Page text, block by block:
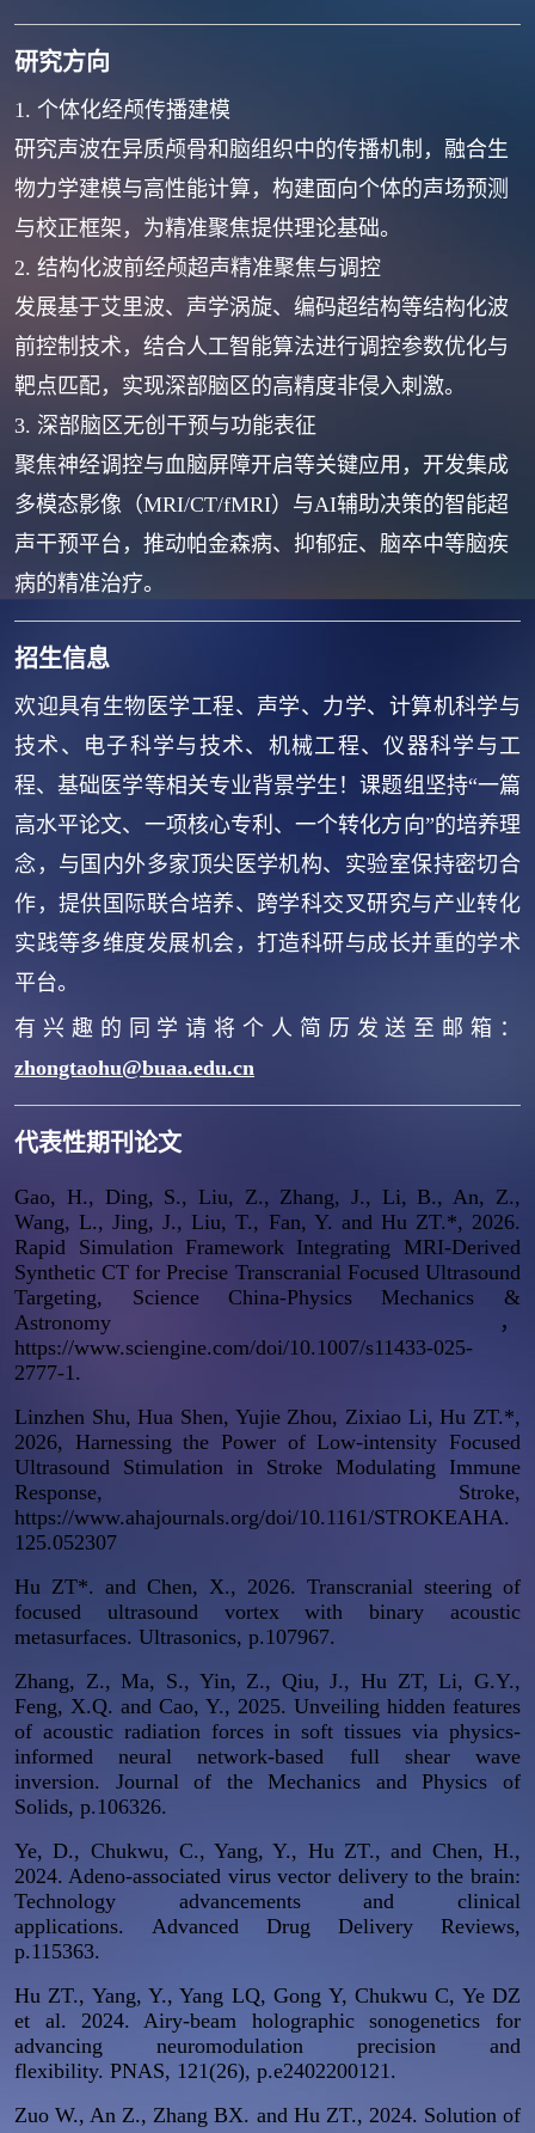
研究方向
1. 个体化经颅传播建模
研究声波在异质颅骨和脑组织中的传播机制，融合生
物力学建模与高性能计算，构建面向个体的声场预测
与校正框架，为精准聚焦提供理论基础。
2. 结构化波前经颅超声精准聚焦与调控
发展基于艾里波、声学涡旋、编码超结构等结构化波
前控制技术，结合人工智能算法进行调控参数优化与
靶点匹配，实现深部脑区的高精度非侵入刺激。
3. 深部脑区无创干预与功能表征
聚焦神经调控与血脑屏障开启等关键应用，开发集成
多模态影像（MRI/CT/fMRI）与AI辅助决策的智能超
声干预平台，推动帕金森病、抑郁症、脑卒中等脑疾
病的精准治疗。
招生信息
欢迎具有生物医学工程、声学、力学、计算机科学与
技术、电子科学与技术、机械工程、仪器科学与工
程、基础医学等相关专业背景学生！课题组坚持“一篇
高水平论文、一项核心专利、一个转化方向”的培养理
念，与国内外多家顶尖医学机构、实验室保持密切合
作，提供国际联合培养、跨学科交叉研究与产业转化
实践等多维度发展机会，打造科研与成长并重的学术
平台。
有兴趣的同学请将个人简历发送至邮箱：
zhongtaohu@buaa.edu.cn
代表性期刊论文
Gao, H., Ding, S., Liu, Z., Zhang, J., Li, B., An, Z.,
Wang, L., Jing, J., Liu, T., Fan, Y. and Hu ZT.*, 2026.
Rapid Simulation Framework Integrating MRI-Derived
Synthetic CT for Precise Transcranial Focused Ultrasound
Targeting, Science China-Physics Mechanics &
Astronomy ，
https://www.sciengine.com/doi/10.1007/s11433-025-
2777-1.
Linzhen Shu, Hua Shen, Yujie Zhou, Zixiao Li, Hu ZT.*,
2026, Harnessing the Power of Low-intensity Focused
Ultrasound Stimulation in Stroke Modulating Immune
Response, Stroke,
https://www.ahajournals.org/doi/10.1161/STROKEAHA.
125.052307
Hu ZT*. and Chen, X., 2026. Transcranial steering of
focused ultrasound vortex with binary acoustic
metasurfaces.Ultrasonics, p.107967.
Zhang, Z., Ma, S., Yin, Z., Qiu, J., Hu ZT, Li, G.Y.,
Feng, X.Q. and Cao, Y., 2025. Unveiling hidden features
of acoustic radiation forces in soft tissues via physics-
informed neural network-based full shear wave
inversion. Journal of the Mechanics and Physics of
Solids, p.106326.
Ye, D., Chukwu, C., Yang, Y., Hu ZT., and Chen, H.,
2024. Adeno-associated virus vector delivery to the brain:
Technology advancements and clinical
applications. Advanced Drug Delivery Reviews,
p.115363.
Hu ZT., Yang, Y., Yang LQ, Gong Y, Chukwu C, Ye DZ
et al. 2024. Airy-beam holographic sonogenetics for
advancing neuromodulation precision and
flexibility.PNAS, 121(26), p.e2402200121.
Zuo W., An Z., Zhang BX. and Hu ZT., 2024. Solution of